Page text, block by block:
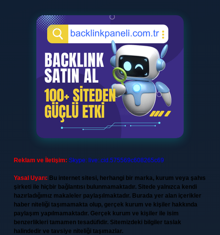
Reklam ve İletişim: Skype: live:.cid.575569c608265c69
Yasal Uyarı: Bu internet sitesi, herhangi bir marka, kurum veya şahıs
şirketi ile hiçbir bağlantısı bulunmamaktadır. Sitede yalnızca kendi
hazırladığımız makaleler paylaşılmaktadır. Burada yer alan içerikler
haber niteliği taşımamakta olup, gerçek kurum ve kişiler hakkında
paylaşım yapılmamaktadır. Gerçek kurum ve kişiler ile isim
benzerlikleri tamamen tesadüfidir. Sitemizdeki bilgiler taslak
halindedir ve tavsiye niteliği taşımazlar.